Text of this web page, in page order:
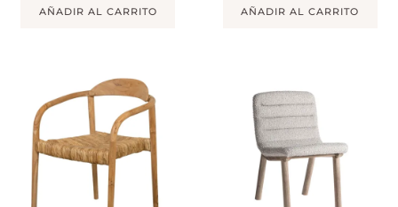
AÑADIR AL CARRITO AÑADIR AL CARRITO